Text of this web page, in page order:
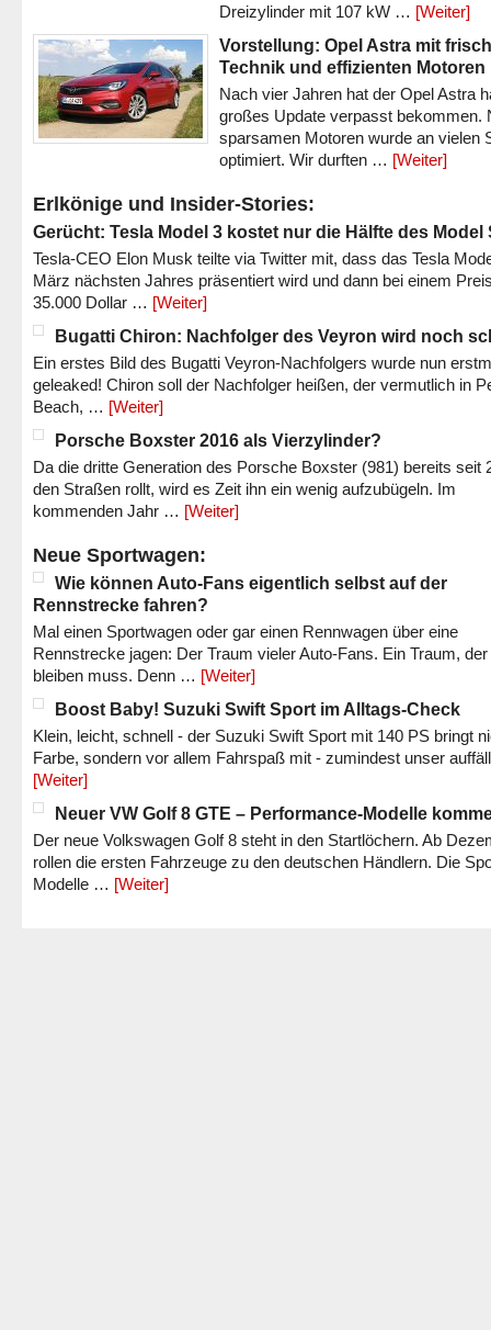
Dreizylinder mit 107 kW … [Weiter]
Vorstellung: Opel Astra mit
Technik und effizienten Motoren
Nach vier Jahren hat der Opel Astra
großes Update verpasst bekommen.
sparsamen Motoren wurde an vielen
optimiert. Wir durften … [Weiter]
Erlkönige und Insider-Stories:
Gerücht: Tesla Model 3 kostet nur die Hälfte des Model
Tesla-CEO Elon Musk teilte via Twitter mit, dass das Tesla
März nächsten Jahres präsentiert wird und dann bei einem
35.000 Dollar … [Weiter]
Bugatti Chiron: Nachfolger des Veyron wird noch
Ein erstes Bild des Bugatti Veyron-Nachfolgers wurde nun
geleaked! Chiron soll der Nachfolger heißen, der vermutlich in
Beach, … [Weiter]
Porsche Boxster 2016 als Vierzylinder?
Da die dritte Generation des Porsche Boxster (981) bereits seit
den Straßen rollt, wird es Zeit ihn ein wenig aufzubügeln. Im
kommenden Jahr … [Weiter]
Neue Sportwagen:
Wie können Auto-Fans eigentlich selbst auf der
Rennstrecke fahren?
Mal einen Sportwagen oder gar einen Rennwagen über eine
Rennstrecke jagen: Der Traum vieler Auto-Fans. Ein Traum,
bleiben muss. Denn … [Weiter]
Boost Baby! Suzuki Swift Sport im Alltags-Check
Klein, leicht, schnell - der Suzuki Swift Sport mit 140 PS bringt
Farbe, sondern vor allem Fahrspaß mit - zumindest unser
[Weiter]
Neuer VW Golf 8 GTE – Performance-Modelle
Der neue Volkswagen Golf 8 steht in den Startlöchern. Ab
rollen die ersten Fahrzeuge zu den deutschen Händlern. Die
Modelle … [Weiter]